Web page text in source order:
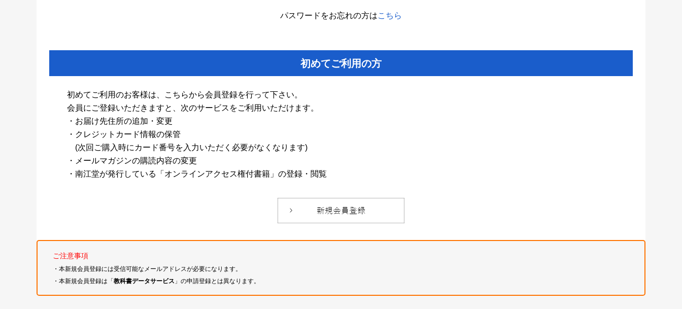
パスワードをお忘れの方はこちら
初めてご利用の方
初めてご利用のお客様は、こちらから会員登録を行って下さい。
会員にご登録いただきますと、次のサービスをご利用いただけます。
・お届け先住所の追加・変更
・クレジットカード情報の保管
(次回ご購入時にカード番号を入力いただく必要がなくなります)
・メールマガジンの購読内容の変更
・南江堂が発行している「オンラインアクセス権付書籍」の登録・閲覧
ご注意事項
・本新規会員登録には受信可能なメールアドレスが必要になります。
・本新規会員登録は「教科書データサービス 」の申請登録とは異なります。